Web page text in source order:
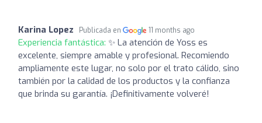
Karina Lopez Publicada en 11 months ago
Experiencia fantástica: ✨ La atención de Yoss es
excelente, siempre amable y profesional. Recomiendo
ampliamente este lugar, no solo por el trato cálido, sino
también por la calidad de los productos y la confianza
que brinda su garantía. ¡Definitivamente volveré!